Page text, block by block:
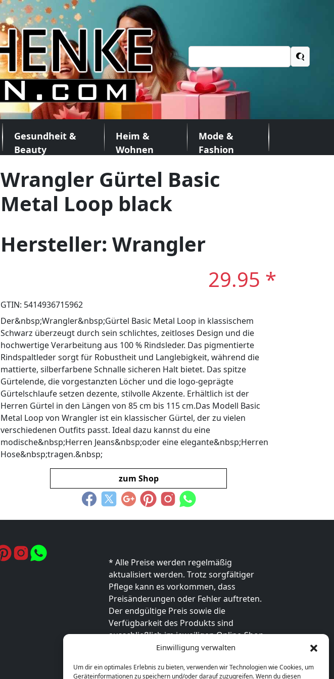
Einwilligung verwalten
Um dir ein optimales Erlebnis zu bieten, verwenden wir Technologien wie Cookies, um
Geräteinformationen zu speichern und/oder darauf zuzugreifen. Wenn du diesen
nach:
Gesundheit &
Beauty
Heim &
Wohnen
Mode &
Fashion
Wrangler Gürtel Basic
Metal Loop black
Hersteller: Wrangler
29.95 *
GTIN: 5414936715962
Der&nbsp;Wrangler&nbsp;Gürtel Basic Metal Loop in klassischem
Schwarz überzeugt durch sein schlichtes, zeitloses Design und die
hochwertige Verarbeitung aus 100 % Rindsleder. Das pigmentierte
Rindspaltleder sorgt für Robustheit und Langlebigkeit, während die
mattierte, silberfarbene Schnalle sicheren Halt bietet. Das spitze
Gürtelende, die vorgestanzten Löcher und die logo-geprägte
Gürtelschlaufe setzen dezente, stilvolle Akzente. Erhältlich ist der
Herren Gürtel in den Längen von 85 cm bis 115 cm.Das Modell Basic
Metal Loop von Wrangler ist ein klassischer Gürtel, der zu vielen
verschiedenen Outfits passt. Ideal dazu kannst du eine
modische&nbsp;Herren Jeans&nbsp;oder eine elegante&nbsp;Herren
Hose&nbsp;tragen.&nbsp;
zum Shop
* Alle Preise werden regelmäßig
aktualisiert werden. Trotz sorgfältiger
Pflege kann es vorkommen, dass
Preisänderungen oder Fehler auftreten.
Der endgültige Preis sowie die
Verfügbarkeit des Produkts sind
ausschließlich im jeweiligen Online-Shop
des Anbieters verbindlich. Bitte
beim Händler.